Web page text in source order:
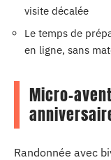
visite décalée
Le temps de
en ligne, sans
Micro-
Randonnée avec